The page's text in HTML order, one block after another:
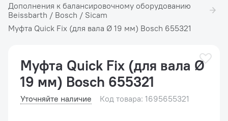
Дополнения к балансировочному оборудованию
Beissbarth / Bosch / Sicam
Муфта Quick Fix (для вала Ø 19 мм) Bosch 655321
Муфта Quick Fix (для вала Ø
19 мм) Bosch 655321
Уточняйте наличие Код товара: 1695655321